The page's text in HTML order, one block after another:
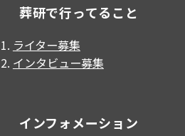
葬研で行ってること
ライター募集
インタビュー募集
インフォメーション